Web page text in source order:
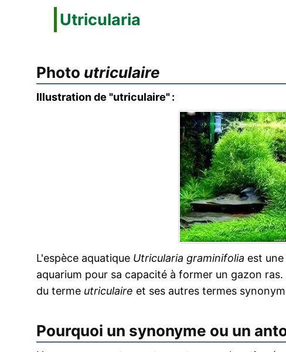
Utricularia
Photo utriculaire
Illustration de "utriculaire" :
L'espèce aquatique Utricularia graminifolia est
aquarium pour sa capacité à former un gazon
du terme utriculaire et ses autres termes
Pourquoi un synonyme ou un